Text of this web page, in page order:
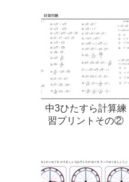
中3ひたすら計算練
習プリントその②